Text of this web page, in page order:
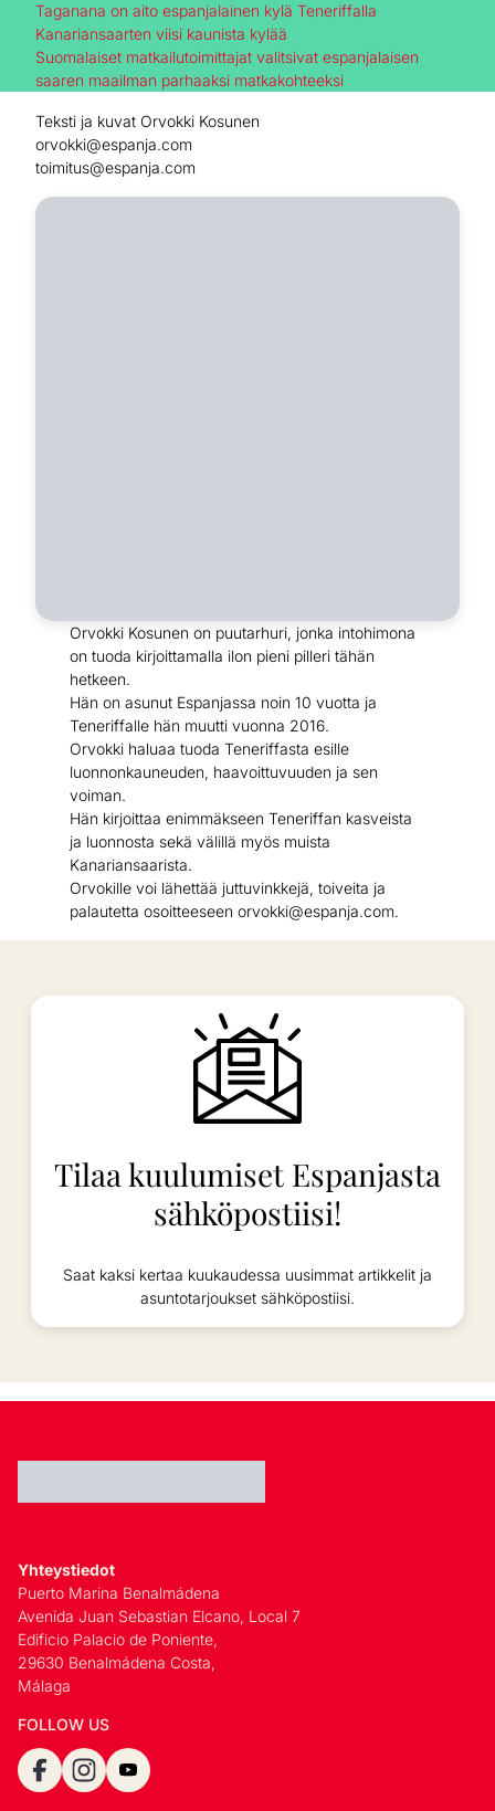
Taganana on aito espanjalainen kylä Teneriffalla
Kanariansaarten viisi kaunista kylää
Suomalaiset matkailutoimittajat valitsivat espanjalaisen
saaren maailman parhaaksi matkakohteeksi
Teksti ja kuvat Orvokki Kosunen
orvokki@espanja.com
toimitus@espanja.com
Orvokki Kosunen on puutarhuri, jonka intohimona
on tuoda kirjoittamalla ilon pieni pilleri tähän
hetkeen.
Hän on asunut Espanjassa noin 10 vuotta ja
Teneriffalle hän muutti vuonna 2016.
Orvokki haluaa tuoda Teneriffasta esille
luonnonkauneuden, haavoittuvuuden ja sen
voiman.
Hän kirjoittaa enimmäkseen Teneriffan kasveista
ja luonnosta sekä välillä myös muista
Kanariansaarista.
Orvokille voi lähettää juttuvinkkejä, toiveita ja
palautetta osoitteeseen orvokki@espanja.com.
Tilaa kuulumiset Espanjasta
sähköpostiisi!
Saat kaksi kertaa kuukaudessa uusimmat artikkelit ja
asuntotarjoukset sähköpostiisi.
Yhteystiedot
Puerto Marina Benalmádena
Avenida Juan Sebastian Elcano, Local 7
Edificio Palacio de Poniente,
29630 Benalmádena Costa,
Málaga
FOLLOW US